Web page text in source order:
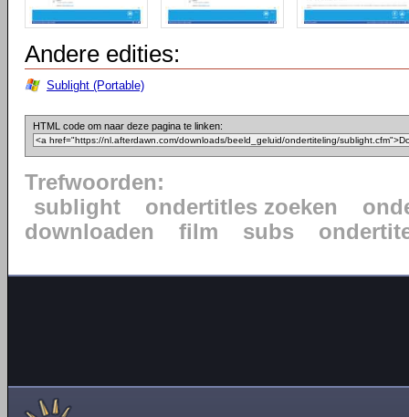
Andere edities:
Sublight (Portable)
HTML code om naar deze pagina te linken:
Trefwoorden:
sublight
ondertitles zoeken
downloaden
film subs